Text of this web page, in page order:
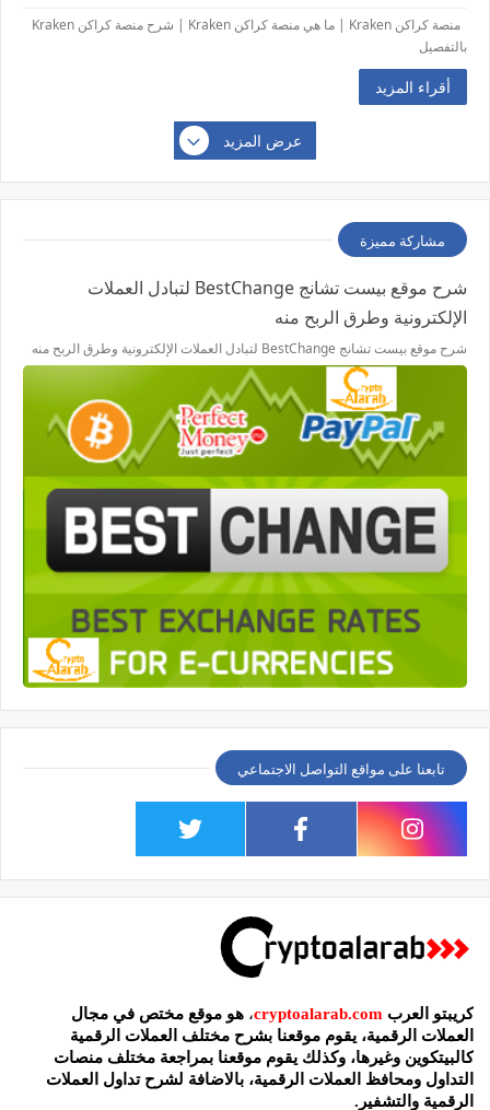
منصة كراكن Kraken | ما هي منصة كراكن Kraken | شرح منصة كراكن Kraken
بالتفصيل
أقراء المزيد
عرض المزيد
مشاركة مميزة
شرح موقع بيست تشانج BestChange لتبادل العملات
الإلكترونية وطرق الربح منه
شرح موقع بيست تشانج BestChange لتبادل العملات الإلكترونية وطرق الربح منه
تابعنا على مواقع التواصل الاجتماعي
كريبتو العرب cryptoalarab.com، هو موقع مختص في مجال
العملات الرقمية، يقوم موقعنا بشرح مختلف العملات الرقمية
كالبيتكوين وغيرها، وكذلك يقوم موقعنا بمراجعة مختلف منصات
التداول ومحافظ العملات الرقمية، بالاضافة لشرح تداول العملات
الرقمية والتشفير.